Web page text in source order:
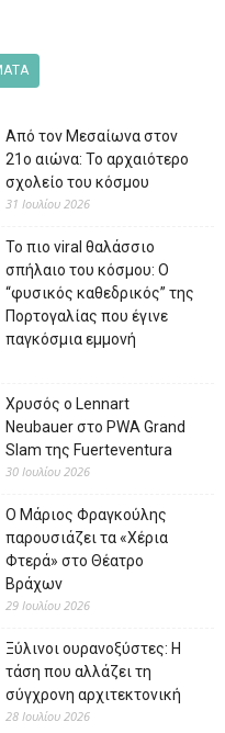
Από τον Μεσαίωνα στον
21ο αιώνα: Το αρχαιότερο
σχολείο του κόσμου
31 Ιουλίου 2026
Το πιο viral θαλάσσιο
σπήλαιο του κόσμου: Ο
“φυσικός καθεδρικός” της
Πορτογαλίας που έγινε
παγκόσμια εμμονή
Χρυσός ο Lennart
Neubauer στο PWA Grand
Slam της Fuerteventura
30 Ιουλίου 2026
Ο Μάριος Φραγκούλης
παρουσιάζει τα «Χέρια
Φτερά» στο Θέατρο
Βράχων
29 Ιουλίου 2026
Ξύλινοι ουρανοξύστες: Η
τάση που αλλάζει τη
σύγχρονη αρχιτεκτονική
28 Ιουλίου 2026